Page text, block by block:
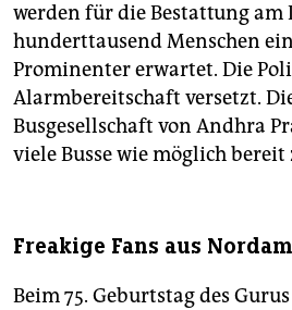
werden für die Bestattung am
hunderttausend Menschen
Prominenter erwartet. Die
Alarmbereitschaft versetzt.
Busgesellschaft von Andhra
viele Busse wie möglich bereit
Freakige Fans aus
Beim 75. Geburtstag des